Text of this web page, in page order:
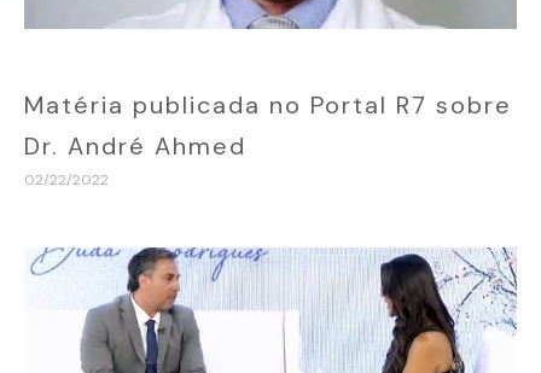
Matéria publicada no Portal R7 sobre
Dr. André Ahmed
02/22/2022